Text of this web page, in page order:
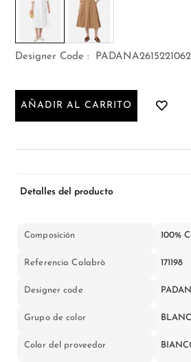
Designer Code : PADANA2615221062
AÑADIR AL CARRITO
Detalles del producto
Composición 100%
Referencia Calabrò 171198
Designer code
Grupo de color
Color del proveedor